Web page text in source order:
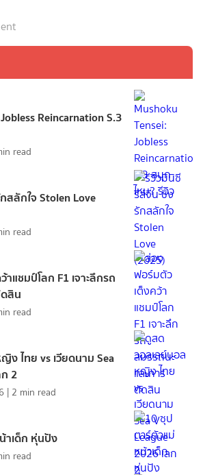
Reincarnation S.3
read
สลักใจ Stolen Love
read
แชมป์โลก F1 เจาะลึกรถ
สิน
read
ไทย vs เวียดนาม Sea
2
| 2 min read
าเด็ก หุ่นปัง
read